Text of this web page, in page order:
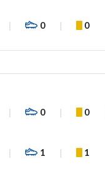
0 0
0 0
1 1